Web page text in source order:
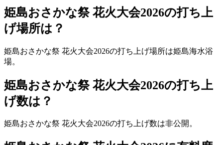
姫島おさかな祭 花火大会2026の打ち上
げ場所は？
姫島おさかな祭 花火大会2026の打ち上げ場所は姫島海水浴
場。
姫島おさかな祭 花火大会2026の打ち上
げ数は？
姫島おさかな祭 花火大会2026の打ち上げ数は非公開。